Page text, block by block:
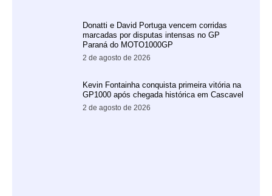
Donatti e David Portuga vencem corridas
marcadas por disputas intensas no GP
Paraná do MOTO1000GP
2 de agosto de 2026
Kevin Fontainha conquista primeira vitória na
GP1000 após chegada histórica em Cascavel
2 de agosto de 2026